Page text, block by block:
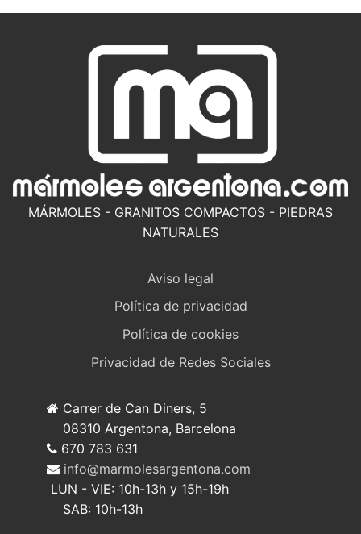
MÁRMOLES - GRANITOS COMPACTOS - PIEDRAS
NATURALES
Aviso legal
Política de privacidad
Política de cookies
Privacidad de Redes Sociales
Carrer de Can Diners, 5
08310 Argentona, Barcelona
670 783 631
info@marmolesargentona.com
LUN - VIE: 10h-13h y 15h-19h
SAB: 10h-13h